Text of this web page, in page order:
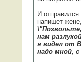
И
напишет
нам
я видел от
надо мной,